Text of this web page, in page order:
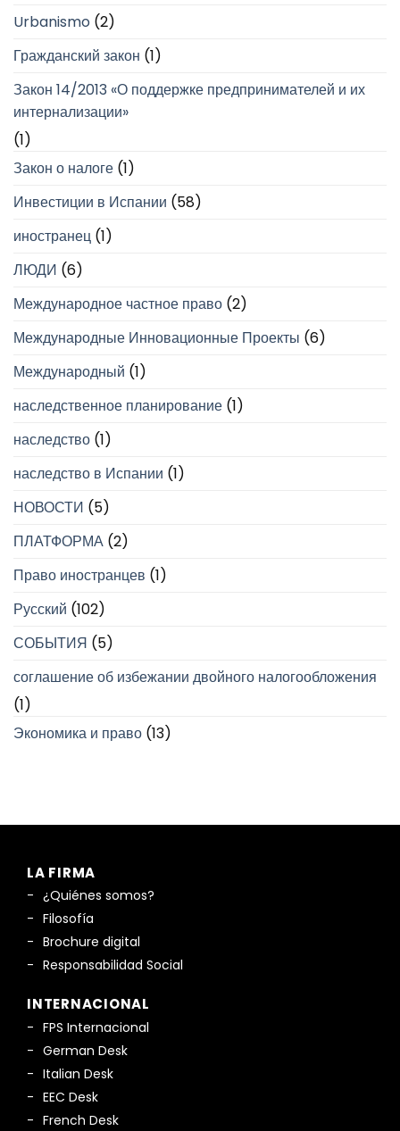
Urbanismo (2)
Гражданский закон (1)
Закон 14/2013 «О поддержке предпринимателей и их
интернализации»
(1)
Закон о налоге (1)
Инвестиции в Испании (58)
иностранец (1)
ЛЮДИ (6)
Международное частное право (2)
Международные Инновационные Проекты (6)
Международный (1)
наследственное планирование (1)
наследство (1)
наследство в Испании (1)
НОВОСТИ (5)
ПЛАТФОРМА (2)
Право иностранцев (1)
Русский (102)
СОБЫТИЯ (5)
соглашение об избежании двойного налогообложения
(1)
Экономика и право (13)
LA FIRMA
¿Quiénes somos?
Filosofía
Brochure digital
Responsabilidad Social
INTERNACIONAL
FPS Internacional
German Desk
Italian Desk
EEC Desk
French Desk